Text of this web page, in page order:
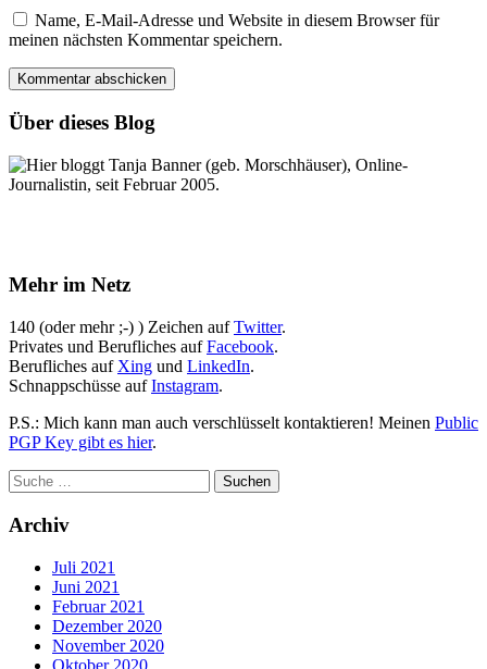
Name, E-Mail-Adresse und Website in diesem Browser für
meinen nächsten Kommentar speichern.
Über dieses Blog
Hier bloggt Tanja Banner (geb. Morschhäuser), Online-
Journalistin, seit Februar 2005.
Mehr im Netz
140 (oder mehr ;-) ) Zeichen aufTwitter.
Privates und Berufliches aufFacebook.
Berufliches auf Xing und LinkedIn.
Schnappschüsse aufInstagram.
P.S.: Mich kann man auch verschlüsselt kontaktieren! Meinen Public
PGP Key gibt es hier.
Archiv
Juli 2021
Juni 2021
Februar 2021
Dezember 2020
November 2020
Oktober 2020